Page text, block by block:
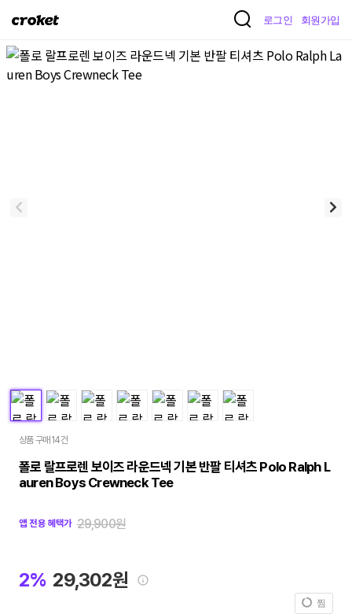
크
켓
로그인 회원가입
상품 구매 14건
폴로 랄프로렌 보이즈 라운드넥 기본 반팔 티셔츠 Polo Ralph L
auren Boys Crewneck Tee
앱 전용 혜택가 29,900원
2% 29,302원
찜